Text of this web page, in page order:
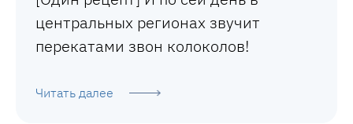
центральных регионах звучит
перекатами звон колоколов!
Читать далее